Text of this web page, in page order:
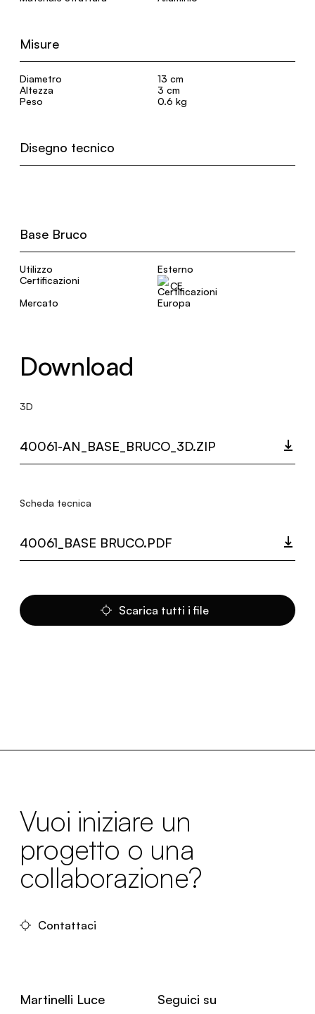
Misure
Diametro
13 cm
Altezza
3 cm
Peso
0.6 kg
Disegno tecnico
Base Bruco
Utilizzo
Esterno
Certificazioni
CE
Mercato
Europa
Download
3D
40061-AN_BASE_BRUCO_3D.ZIP
Scheda tecnica
40061_BASE BRUCO.PDF
Scarica tutti i file
Vuoi iniziare un
progetto o una
collaborazione?
Contattaci
Martinelli Luce Seguici su